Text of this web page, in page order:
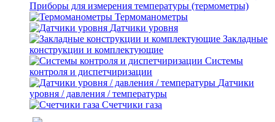
Приборы для измерения температуры (термометры)
Термоманометры
Датчики уровня
Закладные
конструкции и комплектующие
Системы
контроля и диспетчиризации
Датчики
уровня / давления / температуры
Счетчики газа